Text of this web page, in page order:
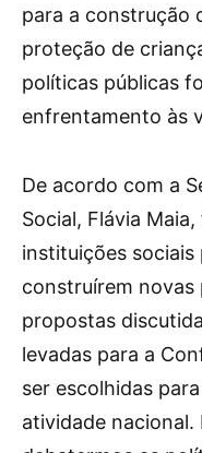
para a construção
proteção de
políticas públicas
enfrentamento às
De acordo com a
Social, Flávia
instituições
construírem novas
propostas
levadas para a
ser escolhidas
atividade